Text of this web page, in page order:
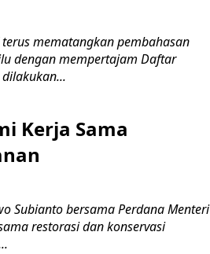
terus mematangkan pembahasan
dengan mempertajam Daftar
Kerja Sama
Subianto bersama Perdana Menteri
restorasi dan konservasi